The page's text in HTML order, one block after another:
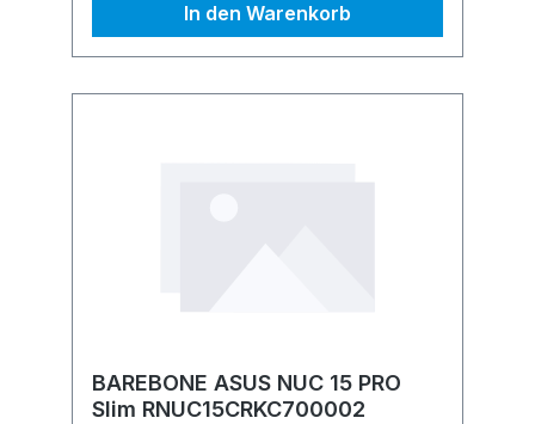
In den Warenkorb
BAREBONE ASUS NUC 15 PRO
Slim RNUC15CRKC700002